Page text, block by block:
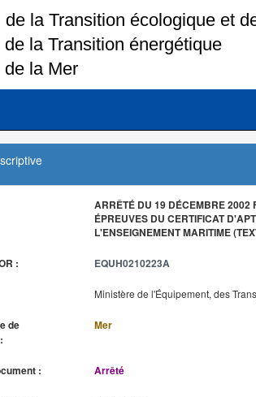
ARRÊTÉ DU 19 DÉCEMBRE 2002
ÉPREUVES DU CERTIFICAT
L'ENSEIGNEMENT MARITIME
: EQUH0210223A
Ministère de l'Équipement, des
de
Mer
: Arrêté